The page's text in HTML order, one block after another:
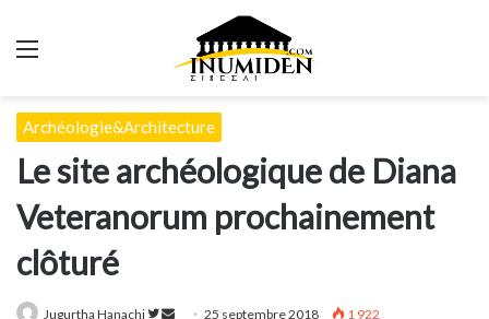
Menu
Archéologie&Architecture
Le site archéologique de Diana
Veteranorum prochainement
clôturé
Jugurtha Hanachi
Suivre
Envoyer25 septembre 2018 1 922